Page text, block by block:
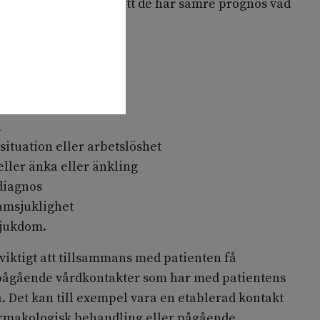
Studier visar att de har sämre prognos vad
eller arbetslöshet
änka eller änkling
att tillsammans med patienten få
vårdkontakter som har med patientens
Det kan till exempel vara en etablerad kontakt